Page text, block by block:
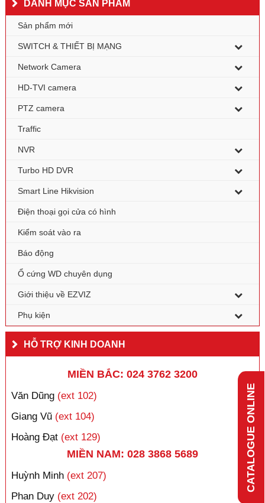
CATALOGUE ONLINE
DANH MỤC SẢN PHẨM
Sản phẩm mới
SWITCH & THIẾT BỊ MẠNG
Network Camera
HD-TVI camera
PTZ camera
Traffic
NVR
Turbo HD DVR
Smart Line Hikvision
Điện thoại gọi cửa có hình
Kiểm soát vào ra
Báo động
Ổ cứng WD chuyên dụng
Giới thiệu về EZVIZ
Phụ kiện
HỖ TRỢ KINH DOANH
MIỀN BẮC: 024 3762 3200
Văn Dũng (ext 102)
Giang Vũ (ext 104)
Hoàng Đạt (ext 129)
MIỀN NAM: 028 3868 5689
Huỳnh Minh (ext 207)
Phan Duy (ext 202)